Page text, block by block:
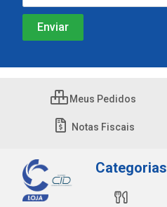
Meus Pedidos
Notas Fiscais
Categorias